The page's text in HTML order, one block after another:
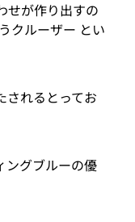
せが作り出すの
クルーザー とい
されるとってお
ングブルーの優